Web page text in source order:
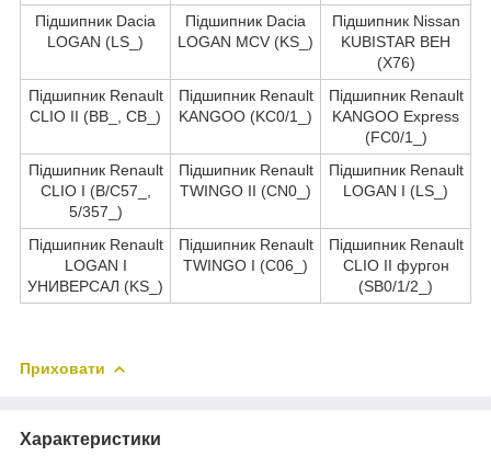
Підшипник Dacia
LOGAN (LS_)
Підшипник Dacia
LOGAN MCV (KS_)
Підшипник Nissan
KUBISTAR ВЕН
(X76)
Підшипник Renault
CLIO II (BB_, CB_)
Підшипник Renault
KANGOO (KC0/1_)
Підшипник Renault
KANGOO Express
(FC0/1_)
Підшипник Renault
CLIO I (B/C57_,
5/357_)
Підшипник Renault
TWINGO II (CN0_)
Підшипник Renault
LOGAN I (LS_)
Підшипник Renault
LOGAN I
УНИВЕРСАЛ (KS_)
Підшипник Renault
TWINGO I (C06_)
Підшипник Renault
CLIO II фургон
(SB0/1/2_)
Приховати
Характеристики